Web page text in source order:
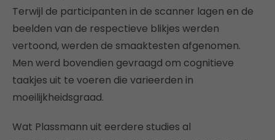
Terwijl de participanten in de scanner lagen en de
beelden van de respectieve blikjes werden
vertoond, werden de smaaktesten afgenomen.
Men werd bovendien gevraagd om cognitieve
taakjes uit te voeren die varieerden in
moeilijkheidsgraad.
Wat Plassmann uit eerdere studies al